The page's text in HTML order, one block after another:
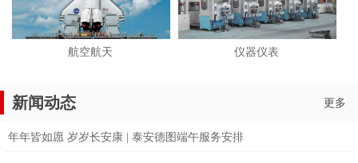
航空航天 仪器仪表
新闻动态 更多
年年皆如愿 岁岁长安康 | 泰安德图端午服务安排